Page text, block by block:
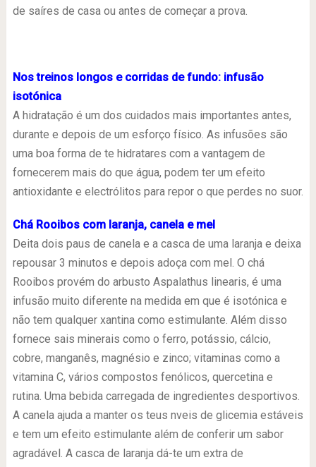
de saíres de casa ou antes de começar a prova.
Nos treinos longos e corridas de fundo: infusão
isotónica
A hidratação é um dos cuidados mais importantes antes,
durante e depois de um esforço físico. As infusões são
uma boa forma de te hidratares com a vantagem de
fornecerem mais do que água, podem ter um efeito
antioxidante e electrólitos para repor o que perdes no suor.
Chá Rooibos com laranja, canela e mel
Deita dois paus de canela e a casca de uma laranja e deixa
repousar 3 minutos e depois adoça com mel. O chá
Rooibos provém do arbusto Aspalathus linearis, é uma
infusão muito diferente na medida em que é isotónica e
não tem qualquer xantina como estimulante. Além disso
fornece sais minerais como o ferro, potássio, cálcio,
cobre, manganês, magnésio e zinco; vitaminas como a
vitamina C, vários compostos fenólicos, quercetina e
rutina. Uma bebida carregada de ingredientes desportivos.
A canela ajuda a manter os teus nveis de glicemia estáveis
e tem um efeito estimulante além de conferir um sabor
agradável. A casca de laranja dá-te um extra de